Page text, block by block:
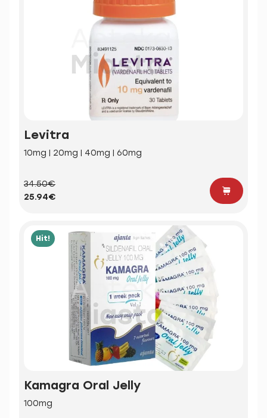
Levitra
10mg | 20mg | 40mg | 60mg
34.50€
25.94€
Hit!
Kamagra Oral Jelly
100mg